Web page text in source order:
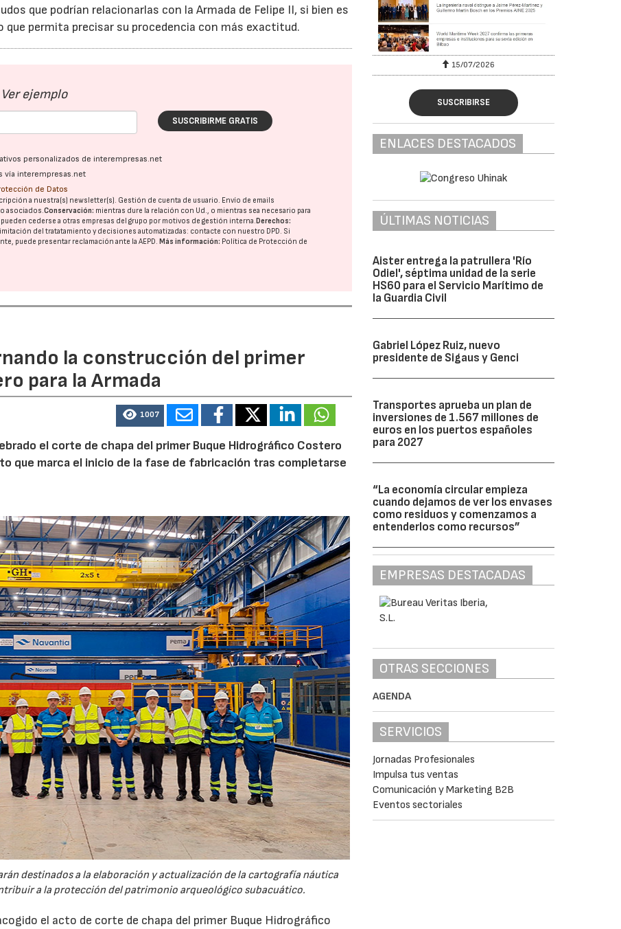
que podrían relacionarlas con la Armada de Felipe II, si bien es
permita precisar su procedencia con más exactitud.
Ver ejemplo
SUSCRIBIRME GRATIS
personalizados de interempresas.net
vía interempresas.net
de Datos
a nuestra(s) newsletter(s). Gestión de cuenta de usuario. Envío de emails
asociados.Conservación: mientras dure la relación con Ud., o mientras sea necesario para
cederse a otras empresas del grupo por motivos de gestión interna.Derechos:
del tratatamiento y decisiones automatizadas: contacte con nuestro DPD. Si
puede presentar reclamación ante laAEPD.Más información: Política de Protección de
la construcción del primer
para la Armada
1007
el corte de chapa del primer Buque Hidrográfico Costero
que marca el inicio de la fase de fabricación tras completarse
destinados a la elaboración y actualización de la cartografía náutica
a la protección del patrimonio arqueológico subacuático.
el acto de corte de chapa del primer Buque Hidrográfico
15/07/2026
SUSCRIBIRSE
ENLACES DESTACADOS
ÚLTIMAS NOTICIAS
Aister entrega la patrullera 'Río
Odiel', séptima unidad de la serie
HS60 para el Servicio Marítimo de
la Guardia Civil
Gabriel López Ruiz, nuevo
presidente de Sigaus y Genci
Transportes aprueba un plan de
inversiones de 1.567 millones de
euros en los puertos españoles
para 2027
“La economía circular empieza
cuando dejamos de ver los envases
como residuos y comenzamos a
entenderlos como recursos”
EMPRESAS DESTACADAS
OTRAS SECCIONES
AGENDA
SERVICIOS
Jornadas Profesionales
Impulsa tus ventas
Comunicación y Marketing B2B
Eventos sectoriales